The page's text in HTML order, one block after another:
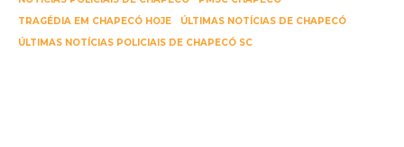
TRAGÉDIA EM CHAPECÓ HOJE
ÚLTIMAS NOTÍCIAS DE CHAPECÓ
ÚLTIMAS NOTÍCIAS POLICIAIS DE CHAPECÓ SC